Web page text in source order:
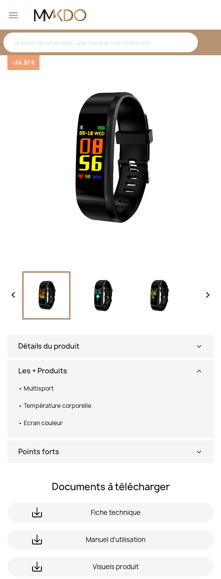
-24,97 €
 
Détails du produit
Les + Produits
• Multisport
• Température corporelle
• Ecran couleur
Points forts
Documents à télécharger
Fiche technique
Manuel d'utilisation
Visuels produit